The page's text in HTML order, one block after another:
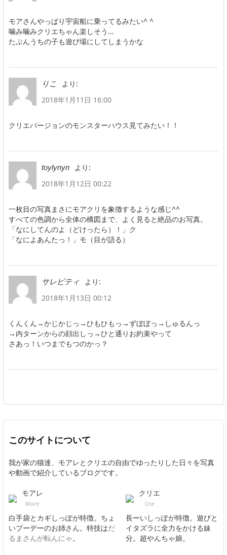
モアさんやっぱり宇宙船に乗ってるみたい^ ^
噛み噛みクリエちゃん楽しそう…
たぶんうちの子も遊び場にしてしまうかな
りこ
より:
2018年1月11日 16:00
クリエバージョンのモンスターハウス見てみたい！！
toylynyn
より:
2018年1月12日 00:22
一枚目の写真まさにモアクリを象徴するような感じ^^
すべての色調から全体の構図まで、よく見ると絶品のお写真。
「なにしてんのよ（どけったら）！」ク
「なによあんたっ！」モ（目が語る）
サレビティ
より:
2018年1月13日 00:12
くんくん→かじかじっ→ひもひもっ→ずぼぼっ→しゅるんっ
→内ターンからの顔出しっ→ひと通りお約束やって
さあっ！いつまでもつのかっ？
このサイトについて
我が家の猫達、モアレとクリエの自由でゆったりした日々を写真
や動画で紹介しているブログです。
モアレ
Moire
白手袋とカギしっぽが特徴。ちょ
いブーデーのお姉さん。特技はだ
るまさんが転んにゃ。
クリエ
Crie
長ーいしっぽが特徴。遊びと
イタズラに全力をかける妹
分。超やんちゃ娘。